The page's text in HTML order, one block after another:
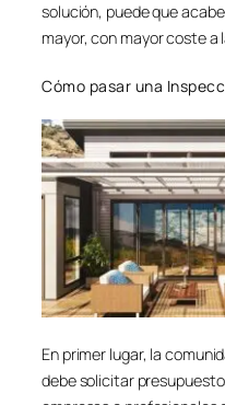
solución, puede que
mayor, con mayor coste a
Cómo pasar una
En primer lugar, la
debe solicitar